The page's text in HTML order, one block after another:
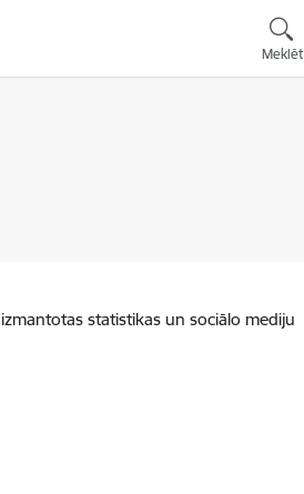
Meklēt
statistikas un sociālo mediju